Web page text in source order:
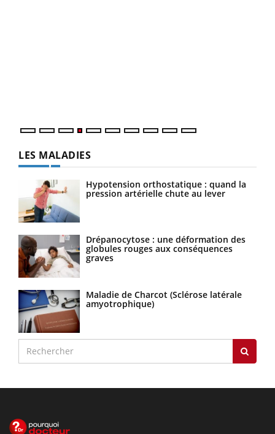
LES MALADIES
Hypotension orthostatique : quand la
pression artérielle chute au lever
Drépanocytose : une déformation des
globules rouges aux conséquences
graves
Maladie de Charcot (Sclérose latérale
amyotrophique)